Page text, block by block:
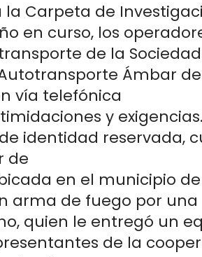
la Carpeta de
en curso, los
de la Sociedad
Ámbar de
vía telefónica
y
identidad reservada,
de
en el municipio
arma de fuego por una
quien le entregó un
de la